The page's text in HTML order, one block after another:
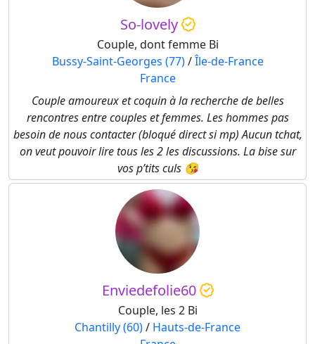
So-lovely
Couple, dont femme Bi
Bussy-Saint-Georges (77)/Île-de-France
France
Couple amoureux et coquin à la recherche de belles
rencontres entre couples et femmes. Les hommes pas
besoin de nous contacter (bloqué direct si mp) Aucun tchat,
on veut pouvoir lire tous les 2 les discussions. La bise sur
vos p’tits culs 😘
Enviedefolie60
Couple, les 2 Bi
Chantilly (60)/ Hauts-de-France